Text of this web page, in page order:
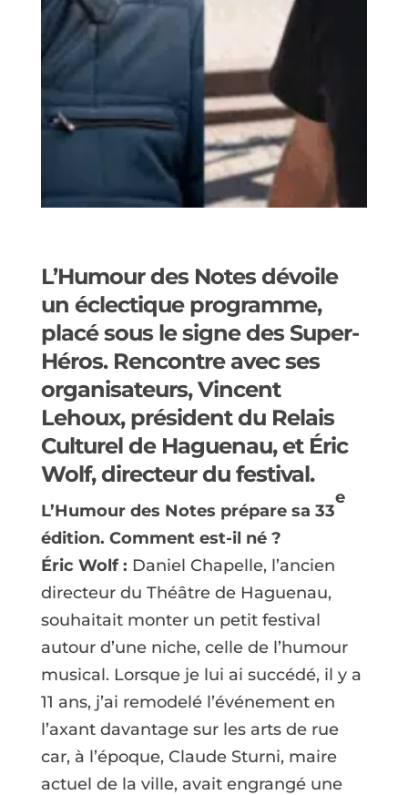
L’Humour des Notesdévoile
un éclectique programme,
placé sous le signe des Super-
Héros. Rencontre avec ses
organisateurs, Vincent
Lehoux, président du Relais
Culturel de Haguenau, et Éric
Wolf, directeur du festival.
L’Humour des Notes prépare sa 33
e
édition. Comment est-il né ?
Éric Wolf : Daniel Chapelle, l’ancien
directeur du Théâtre de Haguenau,
souhaitait monter un petit festival
autour d’une niche, celle de l’humour
musical. Lorsque je lui ai succédé, il y a
11 ans, j’ai remodelé l’événement en
l’axant davantage sur les arts de rue
car, à l’époque, Claude Sturni, maire
actuel de la ville, avait engrangé une